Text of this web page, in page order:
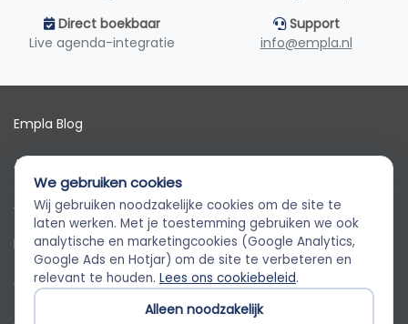
Direct boekbaar
Live agenda-integratie
Support
info@empla.nl
Empla Blog
Algemene voorwaarden
AVG
Privacybeleid
Cookiebeleid
Empla Assistent
Altijd beschikbaar, stel een vraag
We gebruiken cookies
Wij gebruiken noodzakelijke cookies om de site te
laten werken. Met je toestemming gebruiken we ook
analytische en marketingcookies (Google Analytics,
Google Ads en Hotjar) om de site te verbeteren en
relevant te houden. Lees ons cookiebeleid.
Alleen noodzakelijk